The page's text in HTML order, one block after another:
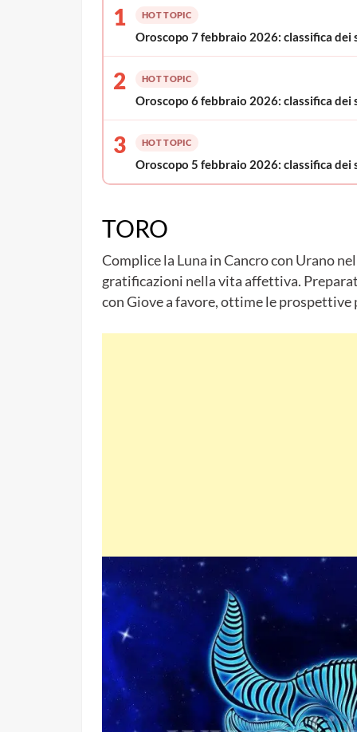
1 HOT TOPIC
Oroscopo 7 febbraio 2026: classifica dei
2 HOT TOPIC
Oroscopo 6 febbraio 2026: classifica dei
3 HOT TOPIC
Oroscopo 5 febbraio 2026: classifica dei
TORO
Complice la Luna in Cancro con Urano
gratificazioni nella vita affettiva.
con Giove a favore, ottime le